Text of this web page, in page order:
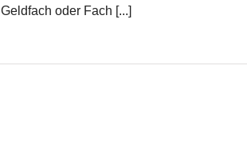
Geldfach oder Fach [...]